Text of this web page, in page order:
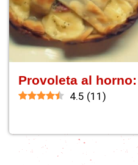
Provoleta al
4.5 (11 )